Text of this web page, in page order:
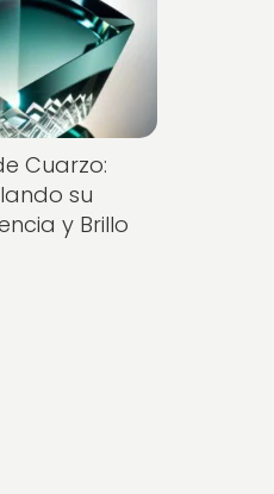
Cuarzo:
su
y Brillo